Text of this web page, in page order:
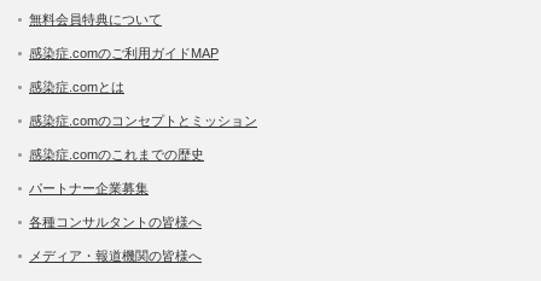
無料会員特典について
感染症.comのご利用ガイドMAP
感染症.comとは
感染症.comのコンセプトとミッション
感染症.comのこれまでの歴史
パートナー企業募集
各種コンサルタントの皆様へ
メディア・報道機関の皆様へ